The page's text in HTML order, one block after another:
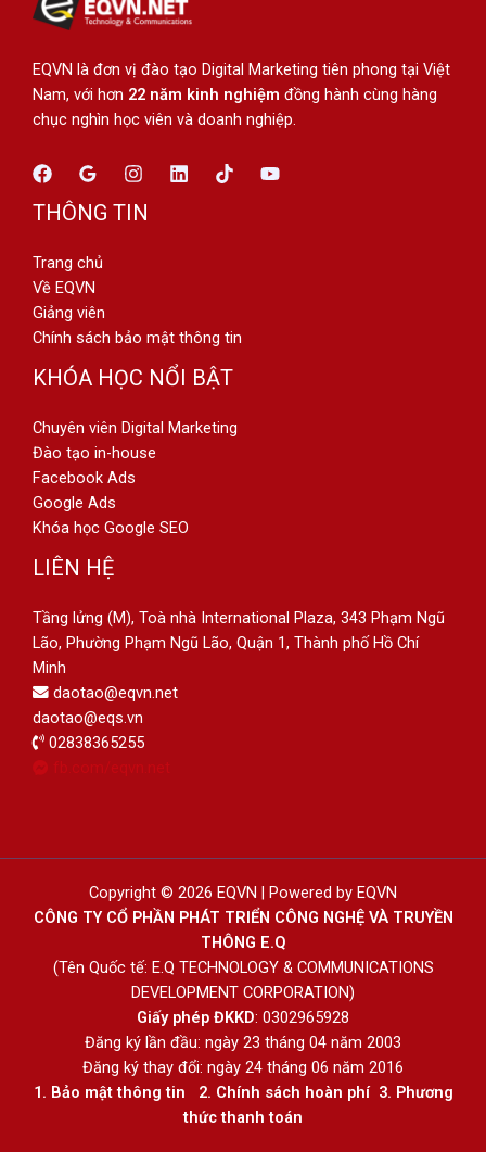
EQVN là đơn vị đào tạo Digital Marketing tiên phong tại Việt
Nam, với hơn 22 năm kinh nghiệm đồng hành cùng hàng
chục nghìn học viên và doanh nghiệp.
THÔNG TIN
Trang chủ
Về EQVN
Giảng viên
Chính sách bảo mật thông tin
KHÓA HỌC NỔI BẬT
Chuyên viên Digital Marketing
Đào tạo in-house
Facebook Ads
Google Ads
Khóa học Google SEO
LIÊN HỆ
Tầng lửng (M), Toà nhà International Plaza, 343 Phạm Ngũ
Lão, Phường Phạm Ngũ Lão, Quận 1, Thành phố Hồ Chí
Minh
daotao@eqvn.net
daotao@eqs.vn
02838365255
fb.com/eqvn.net
Copyright © 2026 EQVN | Powered by EQVN
CÔNG TY CỔ PHẦN PHÁT TRIỂN CÔNG NGHỆ VÀ TRUYỀN
THÔNG E.Q
(Tên Quốc tế: E.Q TECHNOLOGY & COMMUNICATIONS
DEVELOPMENT CORPORATION)
Giấy phép ĐKKD: 0302965928
Đăng ký lần đầu: ngày 23 tháng 04 năm 2003
Đăng ký thay đổi: ngày 24 tháng 06 năm 2016
1. Bảo mật thông tin 2. Chính sách hoàn phí3. Phương
thức thanh toán